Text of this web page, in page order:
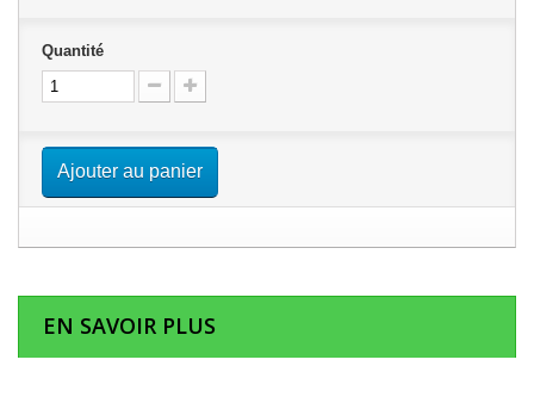
Quantité
Ajouter au panier
EN SAVOIR PLUS